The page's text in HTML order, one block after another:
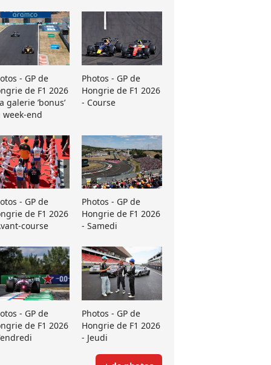
- GP de
de F1 2026
galerie ’bonus’
week-end
Photos - GP de
Hongrie de F1 2026
- Course
- GP de
de F1 2026
course
Photos - GP de
Hongrie de F1 2026
- Samedi
- GP de
de F1 2026
Photos - GP de
Hongrie de F1 2026
- Jeudi